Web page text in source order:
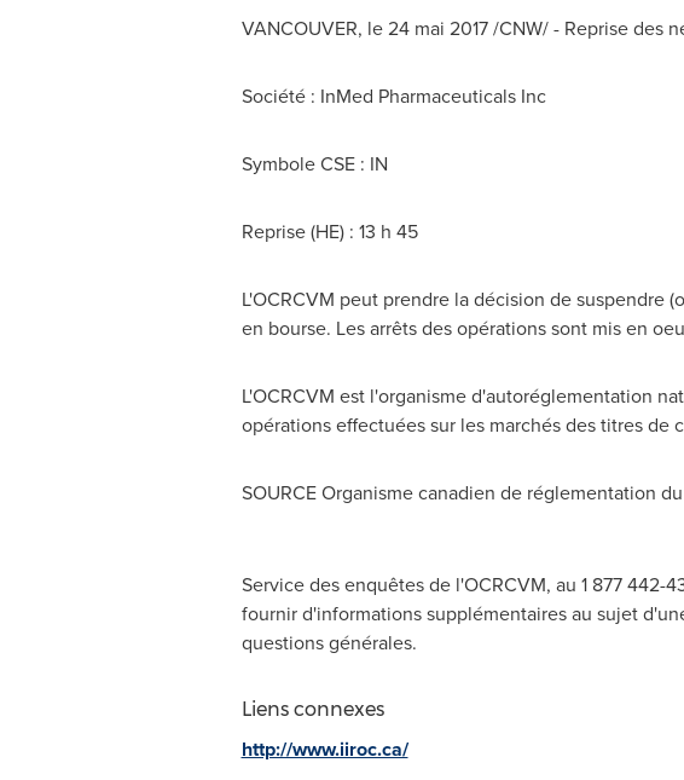
VANCOUVER, le 24 mai 2017 /CNW/ - Reprise des
Société : InMed Pharmaceuticals Inc
Symbole CSE : IN
Reprise (HE) : 13 h 45
L'OCRCVM peut prendre la décision de suspendre
en bourse. Les arrêts des opérations sont mis en
L'OCRCVM est l'organisme d'autoréglementation
opérations effectuées sur les marchés des titres de
SOURCE Organisme canadien de réglementation
Service des enquêtes de l'OCRCVM, au 1 877
fournir d'informations supplémentaires au sujet
questions générales.
Liens connexes
http://www.iiroc.ca/